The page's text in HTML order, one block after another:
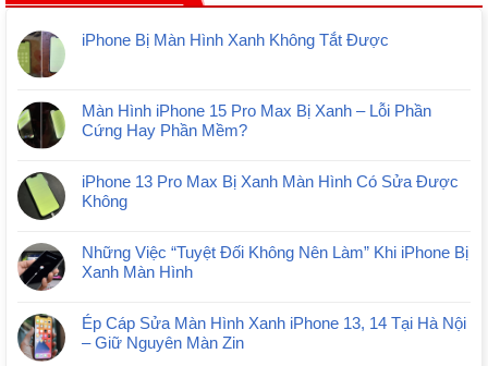
iPhone Bị Màn Hình Xanh Không Tắt Được
Màn Hình iPhone 15 Pro Max Bị Xanh – Lỗi Phần
Cứng Hay Phần Mềm?
iPhone 13 Pro Max Bị Xanh Màn Hình Có Sửa Được
Không
Những Việc “Tuyệt Đối Không Nên Làm” Khi iPhone Bị
Xanh Màn Hình
Ép Cáp Sửa Màn Hình Xanh iPhone 13, 14 Tại Hà Nội
– Giữ Nguyên Màn Zin